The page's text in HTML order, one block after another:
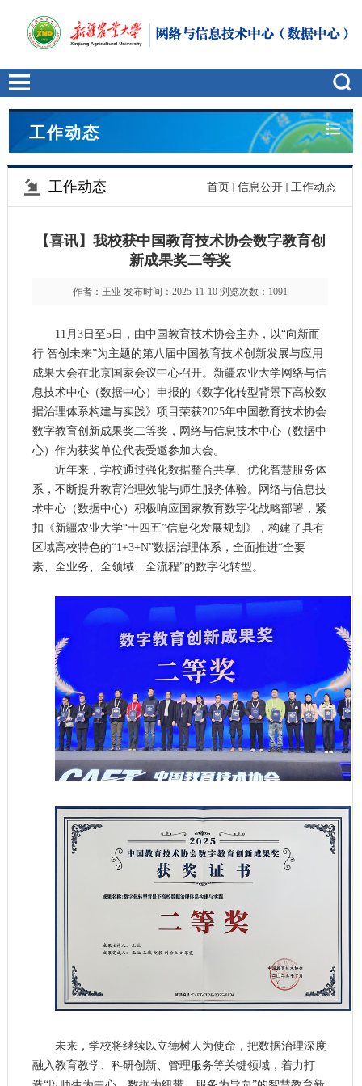
工作动态
工作动态 首页 信息公开 工作动态
【喜讯】我校获中国教育技术协会数字教育创
新成果奖二等奖
作者：王业 发布时间：2025-11-10 浏览次数： 1091
11月3日至5日，由中国教育技术协会主办，以“向新而
行 智创未来”为主题的第八届中国教育技术创新发展与应用
成果大会在北京国家会议中心召开。新疆农业大学网络与信
息技术中心（数据中心）申报的《数字化转型背景下高校数
据治理体系构建与实践》项目荣获2025年中国教育技术协会
数字教育创新成果奖二等奖，网络与信息技术中心（数据中
心）作为获奖单位代表受邀参加大会。
近年来，学校通过强化数据整合共享、优化智慧服务体
系，不断提升教育治理效能与师生服务体验。网络与信息技
术中心（数据中心）积极响应国家教育数字化战略部署，紧
扣《新疆农业大学“十四五”信息化发展规划》，构建了具有
区域高校特色的“1+3+N”数据治理体系，全面推进“全要
素、全业务、全领域、全流程”的数字化转型。
未来，学校将继续以立德树人为使命，把数据治理深度
融入教育教学、科研创新、管理服务等关键领域，着力打